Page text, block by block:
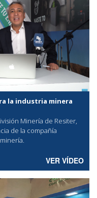
la industria minera
Minería de Resiter,
de la compañía
VER VÍDEO